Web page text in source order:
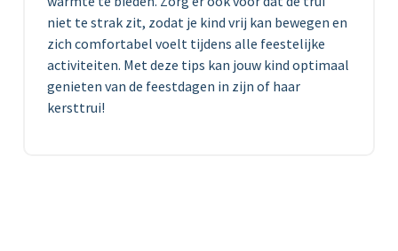
niet te strak zit, zodat je kind vrij kan bewegen en
zich comfortabel voelt tijdens alle feestelijke
activiteiten. Met deze tips kan jouw kind optimaal
genieten van de feestdagen in zijn of haar
kersttrui!